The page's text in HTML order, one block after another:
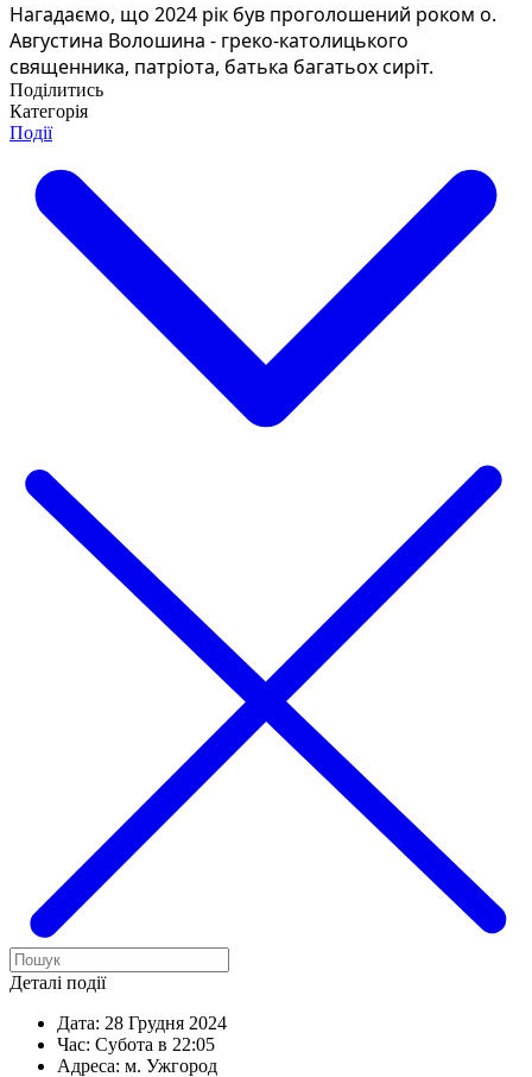
Нагадаємо, що 2024 рік був проголошений роком о.
Августина Волошина - греко-католицького
священника, патріота, батька багатьох сиріт.
Поділитись
Категорія
Події
Деталі події
Дата: 28 Грудня 2024
Час: Субота в 22:05
Адреса: м. Ужгород